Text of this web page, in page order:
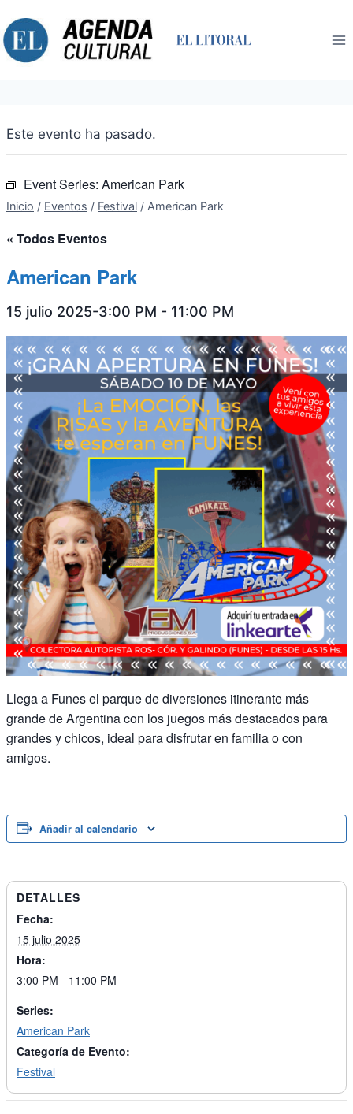
al
contenido
Este evento ha pasado.
Event Series: American Park
Inicio / Eventos / Festival / American Park
« Todos Eventos
American Park
15 julio 2025-3:00 PM - 11:00 PM
Llega a Funes el parque de diversiones itinerante más
grande de Argentina con los juegos más destacados para
grandes y chicos, ideal para disfrutar en familia o con
amigos.
Añadir al calendario
DETALLES
Fecha:
15 julio 2025
Hora:
3:00 PM - 11:00 PM
Series:
American Park
Categoría de Evento:
Festival